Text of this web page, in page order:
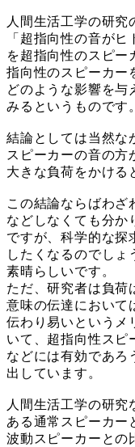
人間生活工学の研究
「超指向性の音がヒ
を超指向性のスピー
指向性のスピーカー
どのような影響を与
みるというものです。
結論としては当然な
スピーカーの音の方
大きな負荷をかける
この結論ならばわざ
などしなくても分か
ですが、科学的な探
したくなるのでしょ
素晴らしいです。
ただ、研究者は負荷
意味の伝達において
伝わり易いというメ
いて、超指向性スピ
などには有効であろ
出しています。
人間生活工学の研究
ある通常スピーカー
波動スピーカーとの